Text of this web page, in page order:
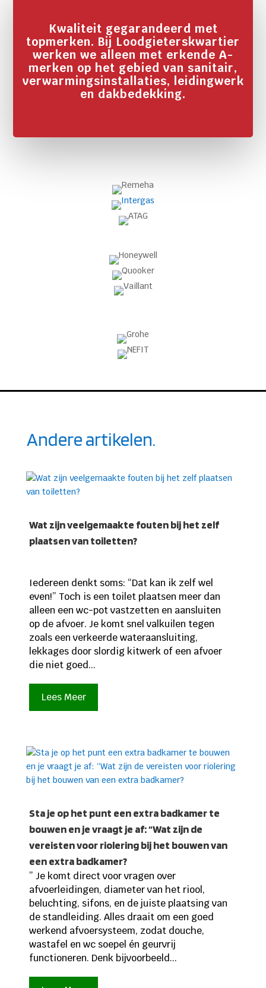
Kwaliteit gegarandeerd met
topmerken. Bij Loodgieterskwartier
werken we alleen met erkende A-
merken op het gebied van sanitair,
verwarmingsinstallaties, leidingwerk
en dakbedekking.
Andere artikelen.
Wat zijn veelgemaakte fouten bij het zelf
plaatsen van toiletten?
Iedereen denkt soms: “Dat kan ik zelf wel
even!” Toch is een toilet plaatsen meer dan
alleen een wc-pot vastzetten en aansluiten
op de afvoer. Je komt snel valkuilen tegen
zoals een verkeerde wateraansluiting,
lekkages door slordig kitwerk of een afvoer
die niet goed...
Lees Meer
Sta je op het punt een extra badkamer te
bouwen en je vraagt je af: “Wat zijn de
vereisten voor riolering bij het bouwen van
een extra badkamer?
” Je komt direct voor vragen over
afvoerleidingen, diameter van het riool,
beluchting, sifons, en de juiste plaatsing van
de standleiding. Alles draait om een goed
werkend afvoersysteem, zodat douche,
wastafel en wc soepel én geurvrij
functioneren. Denk bijvoorbeeld...